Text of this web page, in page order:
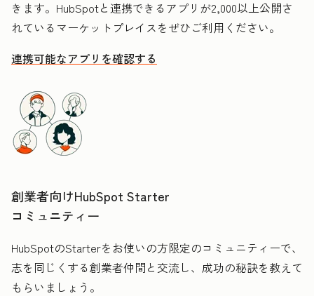
きます。HubSpotと連携できるアプリが2,000以上公開さ
れているマーケットプレイスをぜひご利用ください。
連携可能なアプリを確認する
創業者向けHubSpot Starter
コミュニティー
HubSpotのStarterをお使いの方限定のコミュニティーで、
志を同じくする創業者仲間と交流し、成功の秘訣を教えて
もらいましょう。